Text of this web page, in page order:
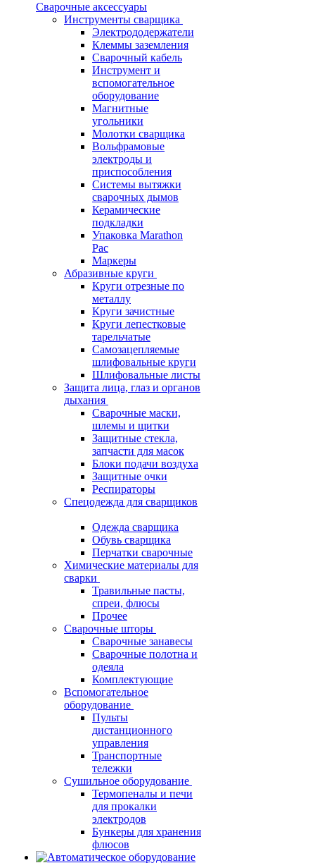
Сварочные аксессуары
Инструменты сварщика
Электрододержатели
Клеммы заземления
Сварочный кабель
Инструмент и
вспомогательное
оборудование
Магнитные
угольники
Молотки сварщика
Вольфрамовые
электроды и
приспособления
Системы вытяжки
сварочных дымов
Керамические
подкладки
Упаковка Marathon
Pac
Маркеры
Абразивные круги
Круги отрезные по
металлу
Круги зачистные
Круги лепестковые
тарельчатые
Самозацепляемые
шлифовальные круги
Шлифовальные листы
Защита лица, глаз и органов
дыхания
Сварочные маски,
шлемы и щитки
Защитные стекла,
запчасти для масок
Блоки подачи воздуха
Защитные очки
Респираторы
Спецодежда для сварщиков
Одежда сварщика
Обувь сварщика
Перчатки сварочные
Химические материалы для
сварки
Травильные пасты,
спреи, флюсы
Прочее
Сварочные шторы
Сварочные занавесы
Сварочные полотна и
одеяла
Комплектующие
Вспомогательное
оборудование
Пульты
дистанционного
управления
Транспортные
тележки
Сушильное оборудование
Термопеналы и печи
для прокалки
электродов
Бункеры для хранения
флюсов